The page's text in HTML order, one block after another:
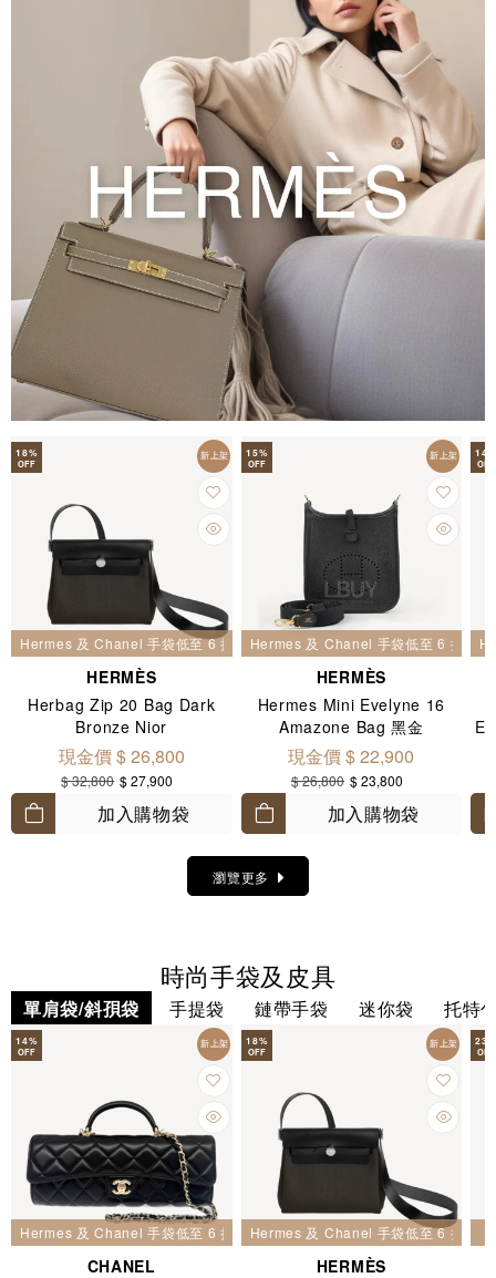
18%
OFF
新上架
Hermes 及 Chanel 手袋低至 6 折
HERMÈS
Herbag Zip 20 Bag Dark
Bronze Nior
現金價 $ 26,800
$ 32,800 $ 27,900
加入購物袋
15%
OFF
新上架
Hermes 及 Chanel 手袋低至 6 折
HERMÈS
Hermes Mini Evelyne 16
Amazone Bag 黑金
現金價 $ 22,900
$ 26,800 $ 23,800
加入購物袋
14
OFF
瀏覽更多
時尚手袋及皮具
單肩袋/斜孭袋 手提袋 鏈帶手袋 迷你袋 托特
14%
OFF
新上架
Hermes 及 Chanel 手袋低至 6 折
CHANEL
18%
OFF
新上架
Hermes 及 Chanel 手袋低至 6 折
HERMÈS
23
OFF